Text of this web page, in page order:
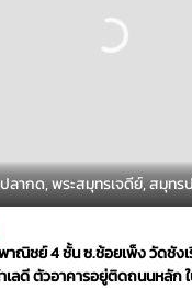
ลากด, พระสมุทรเจดีย์, สมุทร
าณิชย์ 4 ชั้น ซ.ช้อยเพ็ง วัดชัง
สมุทรปราการ ทำเลดี ตัวอาคารอยู่ติดถนน